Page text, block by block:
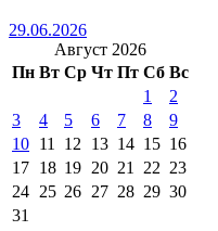
29.06.2026
Август 2026
Пн Вт Ср Чт Пт Сб Вс
1
2
3
4 5 6 7 8
9
10 11 12 13 14 15 16
17 18 19 20 21 22 23
24 25 26 27 28 29 30
31